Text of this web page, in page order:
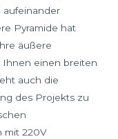
aufeinander
Pyramide hat
äußere
Ihnen einen breiten
auch die
des Projekts zu
mit 220V